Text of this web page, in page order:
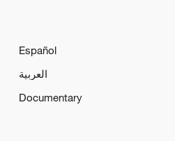
Español
العربية
Documentary